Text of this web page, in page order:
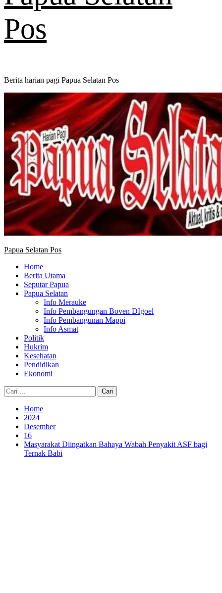
Pos
Berita harian pagi Papua Selatan Pos
Primary
Papua Selatan Pos
Home
Berita Utama
Seputar Papua
Papua Selatan
Info Merauke
Info Pembangungan Boven DIgoel
Info Pembangunan Mappi
Info Asmat
Politik
Hukrim
Kesehatan
Pendidikan
Ekonomi
Cari
untuk:
Home
2024
Desember
16
Masyarakat Diingatkan Bahaya Wabah Penyakit ASF bagi
Ternak Babi